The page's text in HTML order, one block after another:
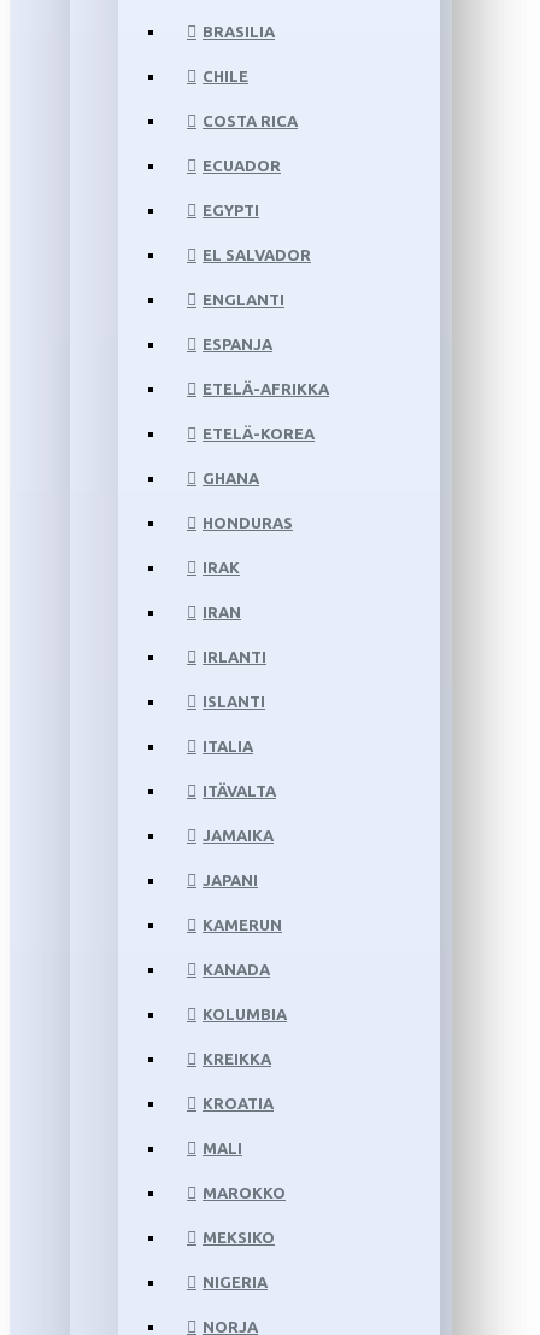
BRASILIA
CHILE
COSTA RICA
ECUADOR
EGYPTI
EL SALVADOR
ENGLANTI
ESPANJA
ETELÄ-AFRIKKA
ETELÄ-KOREA
GHANA
HONDURAS
IRAK
IRAN
IRLANTI
ISLANTI
ITALIA
ITÄVALTA
JAMAIKA
JAPANI
KAMERUN
KANADA
KOLUMBIA
KREIKKA
KROATIA
MALI
MAROKKO
MEKSIKO
NIGERIA
NORJA